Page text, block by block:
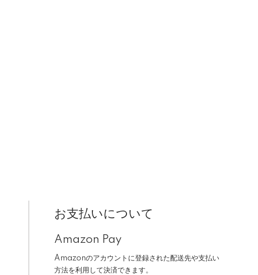
お支払いについて
Amazon Pay
Amazonのアカウントに登録された配送先や支払い
方法を利用して決済できます。